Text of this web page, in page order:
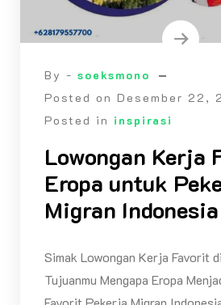
By - soeksmono
Posted on Desember 22,
Posted in inspirasi
Lowongan Kerja
Eropa untuk
Migran Indonesia
Simak Lowongan Kerja Favorit
Tujuanmu Mengapa Eropa